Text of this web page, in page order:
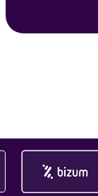
bingo online